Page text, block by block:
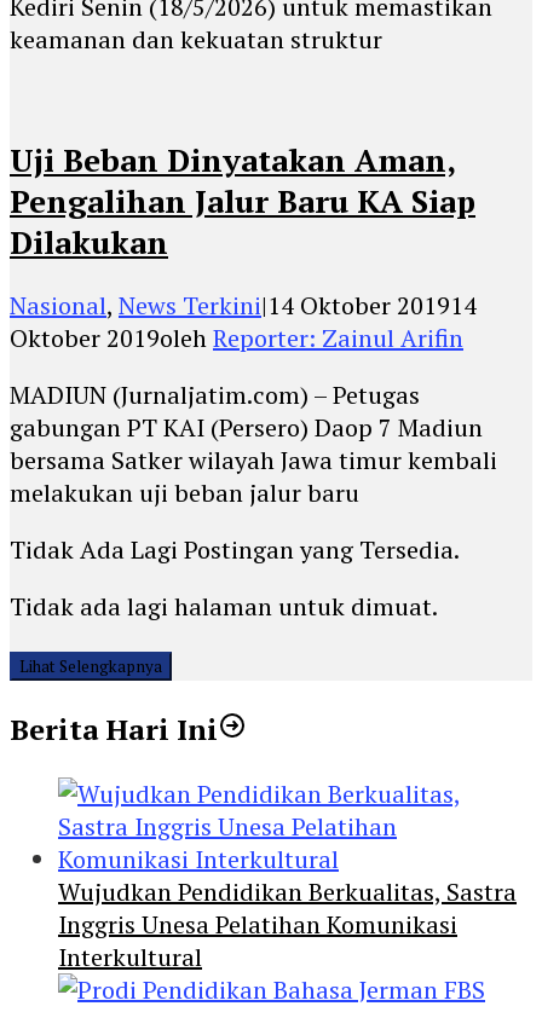
Kediri Senin (18/5/2026) untuk memastikan
keamanan dan kekuatan struktur
Uji Beban Dinyatakan Aman,
Pengalihan Jalur Baru KA Siap
Dilakukan
Nasional, News Terkini|14 Oktober 201914
Oktober 2019olehReporter: Zainul Arifin
MADIUN (Jurnaljatim.com) – Petugas
gabungan PT KAI (Persero) Daop 7 Madiun
bersama Satker wilayah Jawa timur kembali
melakukan uji beban jalur baru
Tidak Ada Lagi Postingan yang Tersedia.
Tidak ada lagi halaman untuk dimuat.
Lihat Selengkapnya
Berita Hari Ini
Wujudkan Pendidikan Berkualitas, Sastra
Inggris Unesa Pelatihan Komunikasi
Interkultural